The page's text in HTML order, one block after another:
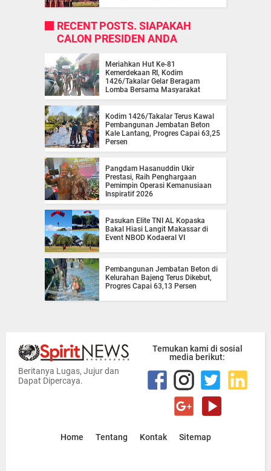
RECENT POSTS. SIAPAKAH
CALON PRESIDEN ANDA
Meriahkan Hut Ke-81
Kemerdekaan RI, Kodim
1426/Takalar Gelar Beragam
Lomba Bersama Masyarakat
Kodim 1426/Takalar Terus Kawal
Pembangunan Jembatan Beton
Kale Lantang, Progres Capai 63,25
Persen
Pangdam Hasanuddin Ukir
Prestasi, Raih Penghargaan
Pemimpin Operasi Kemanusiaan
Inspiratif 2026
Pasukan Elite TNI AL Kopaska
Bakal Hiasi Langit Makassar di
Event NBOD Kodaeral VI
Pembangunan Jembatan Beton di
Kelurahan Bajeng Terus Dikebut,
Progres Capai 63,13 Persen
Beritanya Lugas, Jujur dan
Dapat Dipercaya.
Temukan kami di sosial
media berikut:
Home Tentang Kontak Sitemap